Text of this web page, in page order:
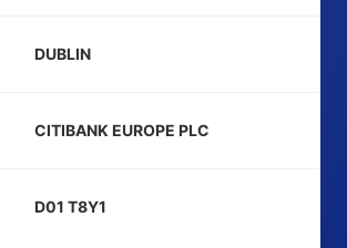
DUBLIN
CITIBANK EUROPE PLC
D01 T8Y1